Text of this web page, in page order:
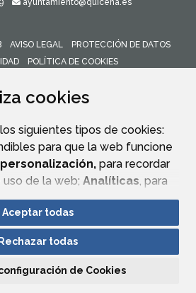
cookies
siguientes tipos de cookies:
para que la web funcione
para recordar
de la web; Analíticas, para
de la web y sus servicios.
el botón“Aceptar todas”
su uso. Si pulsa el botón
las cookies técnicas
Aceptar todas
Rechazar todas
de Cookies
ayuntamiento@quicena.es
AVISO LEGAL
PROTECCIÓN DE DATOS
POLÍTICA DE COOKIES